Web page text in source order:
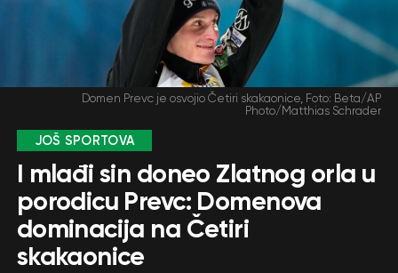
Domen Prevc je osvojio Četiri skakaonice, Foto: Beta/AP
Photo/Matthias Schrader
JOŠ SPORTOVA
I mlađi sin doneo Zlatnog orla u
porodicu Prevc: Domenova
dominacija na Četiri
skakaonice